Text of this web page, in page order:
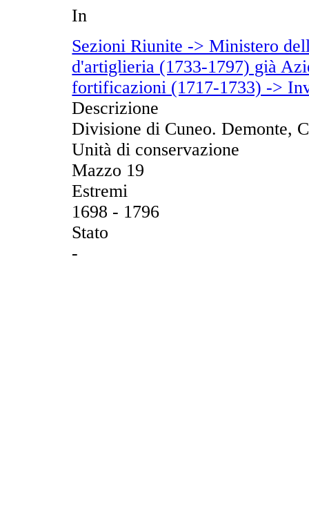
In
Sezioni Riunite -> Ministero
d'artiglieria (1733-1797) già
fortificazioni (1717-1733) ->
Descrizione
Divisione di Cuneo. Demonte,
Unità di conservazione
Mazzo 19
Estremi
1698 - 1796
Stato
-